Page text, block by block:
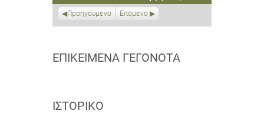
Προηγούμενο Επόμενο
ΕΠΙΚΕΊΜΕΝΑ ΓΕΓΟΝΌΤΑ
ΙΣΤΟΡΙΚΌ